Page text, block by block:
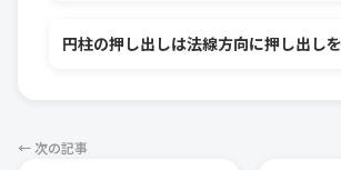
円柱の押し出しは法線方向に押し出し
← 次の記事